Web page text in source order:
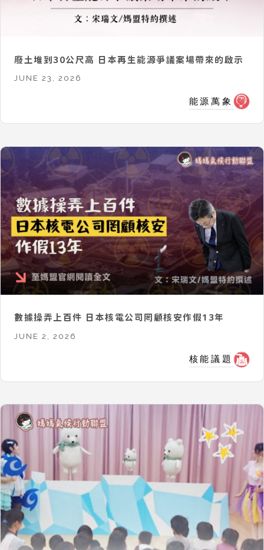
廢土堆到30公尺高 日本再生能源爭議案場帶來的啟示
JUNE 23, 2026
能源萬象
數據操弄上百件 日本核電公司罔顧核安作假13年
JUNE 2, 2026
核能議題